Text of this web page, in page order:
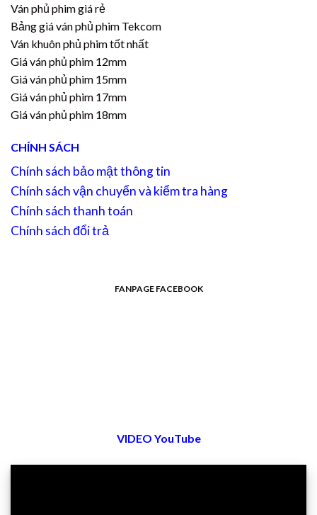
Ván phủ phim giá rẻ
Bảng giá ván phủ phim Tekcom
Ván khuôn phủ phim tốt nhất
Giá ván phủ phim 12mm
Giá ván phủ phim 15mm
Giá ván phủ phim 17mm
Giá ván phủ phim 18mm
CHÍNH SÁCH
Chính sách bảo mật thông tin
Chính sách vận chuyển và kiểm tra hàng
Chính sách thanh toán
Chính sách đổi trả
FANPAGE FACEBOOK
VIDEO YouTube